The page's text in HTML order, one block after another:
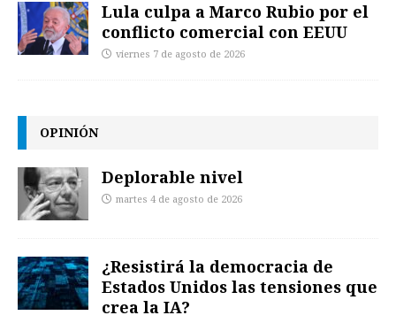
Lula culpa a Marco Rubio por el
conflicto comercial con EEUU
viernes 7 de agosto de 2026
OPINIÓN
Deplorable nivel
martes 4 de agosto de 2026
¿Resistirá la democracia de
Estados Unidos las tensiones que
crea la IA?